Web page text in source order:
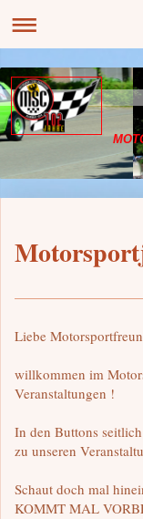
102
Liebe
willkommen im
Veranstaltungen !
In den Buttons
zu unseren
Schaut doch mal
KOMMT MAL